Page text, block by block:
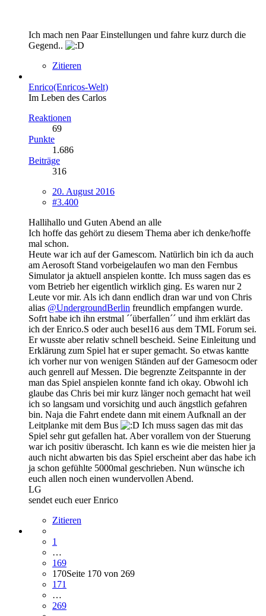
Ich mach nen Paar Einstellungen und fahre kurz durch die
Gegend..
Zitieren
Enrico(Enricos-Welt)
Im Leben des Carlos
Reaktionen
69
Punkte
1.686
Beiträge
316
20. August 2016
#3.400
Hallihallo und Guten Abend an alle
Ich hoffe das gehört zu diesem Thema aber ich denke/hoffe
mal schon.
Heute war ich auf der Gamescom. Natürlich bin ich da auch
am Aerosoft Stand vorbeigelaufen wo man den Fernbus
Simulator ja aktuell anspielen kontte. Ich muss sagen das es
vom Betrieb her eigentlich wirklich ging. Es waren nur 2
Leute vor mir. Als ich dann endlich dran war und von Chris
alias @UndergroundBerlin freundlich empfangen wurde.
Sofrt habe ich ihn erstmal ´´überfallen´´ und ihm erklärt das
ich der Enrico.S oder auch besel16 aus dem TML Forum sei.
Er wusste aber relativ schnell bescheid. Seine Einleitung und
Erklärung zum Spiel hat er super gemacht. So etwas kantte
ich vorher nur von wenigen Ständen auf der Gamesocm oder
auch genrell auf Messen. Die begrenzte Zeitspannte in der
man das Spiel anspielen konnte fand ich okay. Obwohl ich
glaube das Chris bei mir kurz länger noch gemacht hat weil
ich so langsam und vorsichitg und auch ängstlich gefahren
bin. Naja die Fahrt endete dann mit einem Aufknall an der
Leitplanke mit dem Bus
Ich muss sagen das mit das
Spiel sehr gut gefallen hat. Aber vorallem von der Stuerung
war ich positiv überascht. Ich kann es wie die meisten hier ja
auch nicht abwarten bis das Spiel erscheint aber das habe ich
ja schon gefühlte 5000mal geschrieben. Nun wünsche ich
euch allen noch einen wundervollen Abend.
LG
sendet euch euer Enrico
Zitieren
1
…
169
170Seite 170 von 269
171
…
269